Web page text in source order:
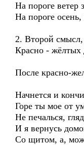
На пороге ветер
На пороге осень,
2. Второй смысл,
Красно - жёлтых
После красно-
Начнется и
Горе ты мое от
Не печалься,
И я вернусь
Со щитом, а,